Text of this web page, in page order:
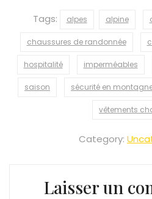
Tags: alpes alpine
chaussures de randonnée
hospitalité imperméables
saison sécurité en
vêtements
Category:
Laisser un